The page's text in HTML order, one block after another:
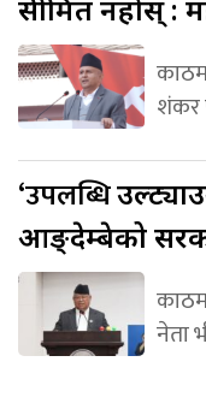
सीमित नहोस् :
शंकर
‘उपलब्धि
आङ्देम्बेको
नेता